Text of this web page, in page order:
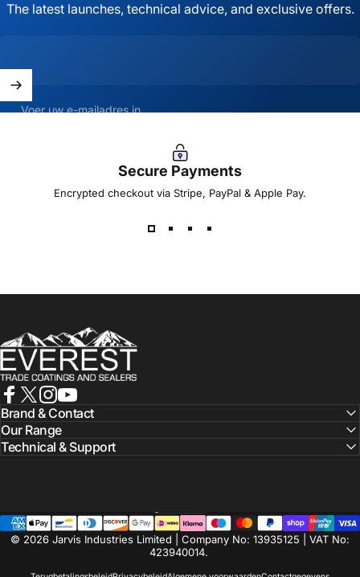
The latest launches, technical advice, and exclusive offers.
Voer uw e-mailadres in
Secure Payments
Encrypted checkout via Stripe, PayPal & Apple Pay.
Everest Paints
Facebook
X (Twitter)
Instagram
YouTube
Brand & Contact
Our Range
Technical & Support
© 2026 Jarvis Industries Limited | Company No: 13935125 | VAT No:
423940014.
Taal